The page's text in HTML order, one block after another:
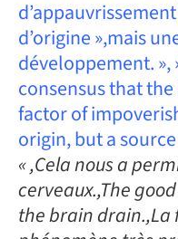
d’origine »,mais
développement. »,
consensus that
factor of
origin, but a
« ,Cela nous a
cerveaux.,The
the brain drain.,La